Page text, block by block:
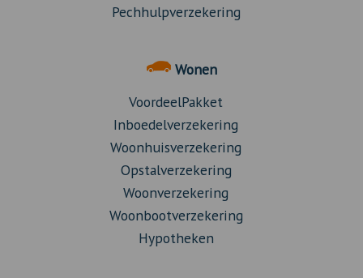
Pechhulpverzekering
Wonen
VoordeelPakket
Inboedelverzekering
Woonhuisverzekering
Opstalverzekering
Woonverzekering
Woonbootverzekering
Hypotheken